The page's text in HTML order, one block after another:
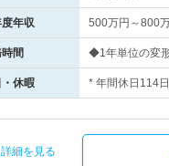
年収 500万円～800
間 ◆1年単位の変
休暇 * 年間休日114
細を見る